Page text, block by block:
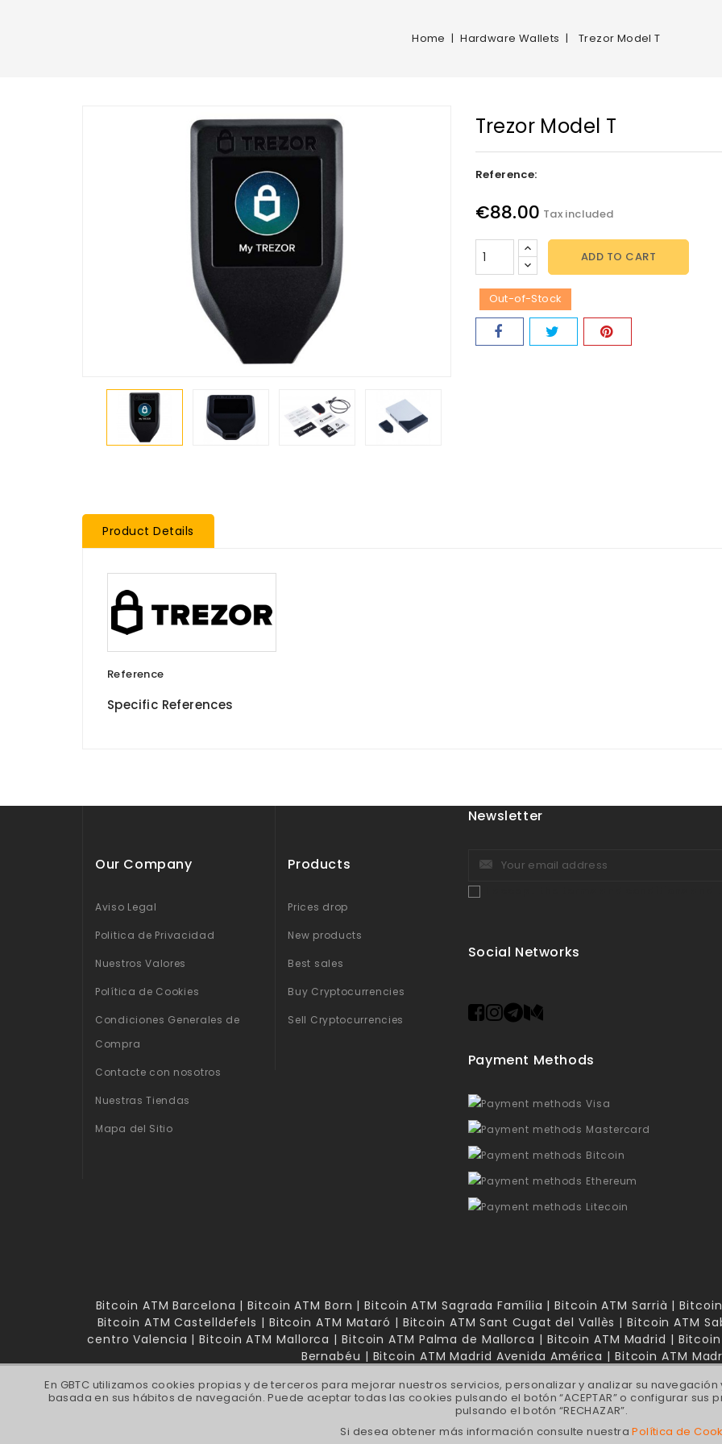
En GBTC utilizamos cookies propias y de terceros para mejorar nuestros servicios, personalizar y analizar su
basada en sus hábitos de navegación. Puede aceptar todas las cookies pulsando el botón “ACEPTAR” o configurar sus
pulsando el botón “RECHAZAR”.
Si desea obtener más información consulte nuestraPolítica de
Home Hardware Wallets Trezor Model T
Trezor Model T
Reference:
€88.00 Tax included
ADD TO CART
Out-of-Stock
Product Details
Reference
Specific References
Our Company
Aviso Legal
Politica de Privacidad
Nuestros Valores
Política de Cookies
Condiciones Generales de
Compra
Contacte con nosotros
Nuestras Tiendas
Mapa del Sitio
Products
Prices drop
New products
Best sales
Buy Cryptocurrencies
Sell Cryptocurrencies
Newsletter
Social Networks
Payment Methods
Bitcoin ATM Barcelona | Bitcoin ATM Born | Bitcoin ATM Sagrada Família | Bitcoin ATM Sarrià |
Bitcoin ATM Castelldefels | Bitcoin ATM Mataró | Bitcoin ATM Sant Cugat del Vallès | Bitcoin ATM
centro Valencia | Bitcoin ATM Mallorca | Bitcoin ATM Palma de Mallorca | Bitcoin ATM Madrid |
Bernabéu | Bitcoin ATM Madrid Avenida América | Bitcoin ATM